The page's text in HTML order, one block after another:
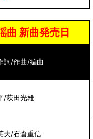
新曲発売日
詞/作曲/編曲
/萩田光雄
夫/石倉重信